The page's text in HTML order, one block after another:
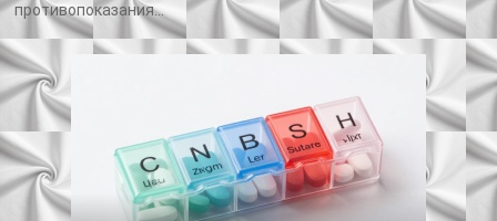
противопоказания...